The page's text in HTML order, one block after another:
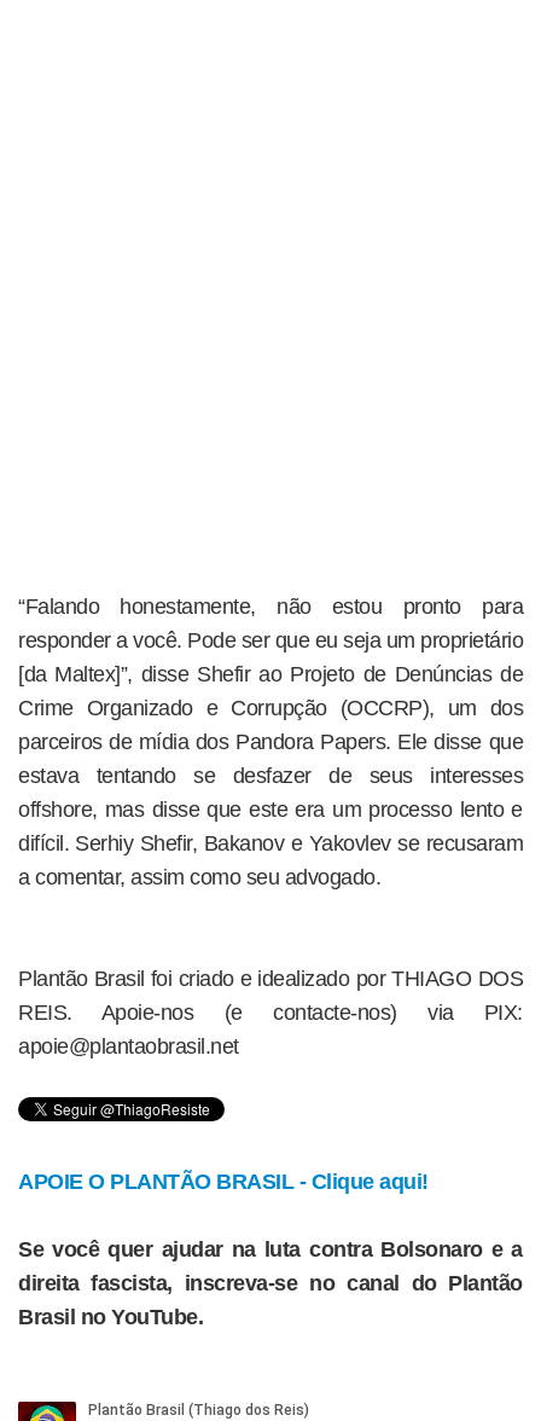
“Falando honestamente, não estou pronto para
responder a você. Pode ser que eu seja um proprietário
[da Maltex]”, disse Shefir ao Projeto de Denúncias de
Crime Organizado e Corrupção (OCCRP), um dos
parceiros de mídia dos Pandora Papers. Ele disse que
estava tentando se desfazer de seus interesses
offshore, mas disse que este era um processo lento e
difícil. Serhiy Shefir, Bakanov e Yakovlev se recusaram
a comentar, assim como seu advogado.
Plantão Brasil foi criado e idealizado por THIAGO DOS
REIS. Apoie-nos (e contacte-nos) via PIX:
apoie@plantaobrasil.net
APOIE O PLANTÃO BRASIL - Clique aqui!
Se você quer ajudar na luta contra Bolsonaro e a
direita fascista, inscreva-se no canal do Plantão
Brasil no YouTube.